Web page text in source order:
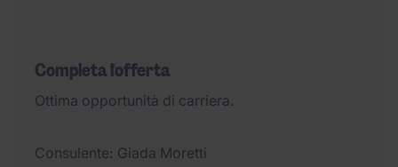
Completa l'offerta
Ottima opportunità di carriera.
Consulente Giada Moretti